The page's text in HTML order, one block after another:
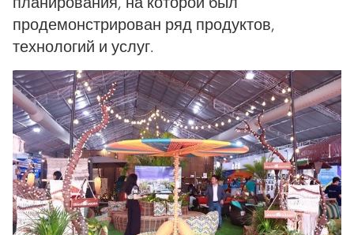
продемонстрирован ряд продуктов,
технологий и услуг.